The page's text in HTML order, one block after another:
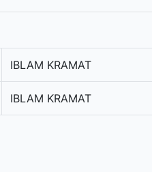
IBLAM KRAMAT
IBLAM KRAMAT